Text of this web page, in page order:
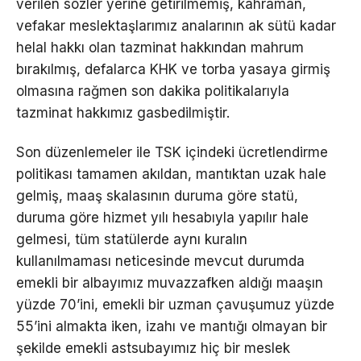
verilen sözler yerine getirilmemiş, kahraman,
vefakar meslektaşlarımız analarının ak sütü kadar
helal hakkı olan tazminat hakkından mahrum
bırakılmış, defalarca KHK ve torba yasaya girmiş
olmasına rağmen son dakika politikalarıyla
tazminat hakkımız gasbedilmiştir.
Son düzenlemeler ile TSK içindeki ücretlendirme
politikası tamamen akıldan, mantıktan uzak hale
gelmiş, maaş skalasının duruma göre statü,
duruma göre hizmet yılı hesabıyla yapılır hale
gelmesi, tüm statülerde aynı kuralın
kullanılmaması neticesinde mevcut durumda
emekli bir albayımız muvazzafken aldığı maaşın
yüzde 70’ini, emekli bir uzman çavuşumuz yüzde
55’ini almakta iken, izahı ve mantığı olmayan bir
şekilde emekli astsubayımız hiç bir meslek